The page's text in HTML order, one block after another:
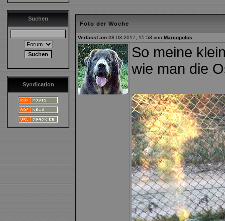
Suchen
Syndication
Foto der Woche
Verfasst am 08.03.2017, 15:58 von Marcopolos
So meine
wie man die